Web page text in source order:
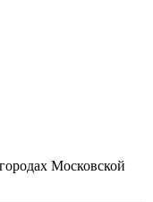
Московской